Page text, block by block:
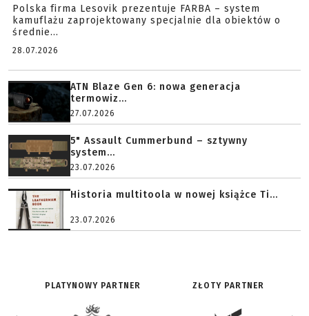
Polska firma Lesovik prezentuje FARBA – system
kamuflażu zaprojektowany specjalnie dla obiektów o
średnie...
28.07.2026
ATN Blaze Gen 6: nowa generacja
termowiz...
27.07.2026
5" Assault Cummerbund – sztywny
system...
23.07.2026
Historia multitoola w nowej książce Ti...
23.07.2026
PLATYNOWY PARTNER ZŁOTY PARTNER